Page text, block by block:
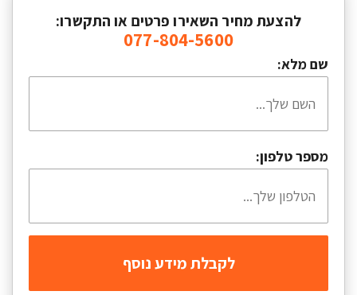
להצעת מחיר השאירו פרטים או התקשרו:
077-804-5600
שם מלא:
מספר טלפון: